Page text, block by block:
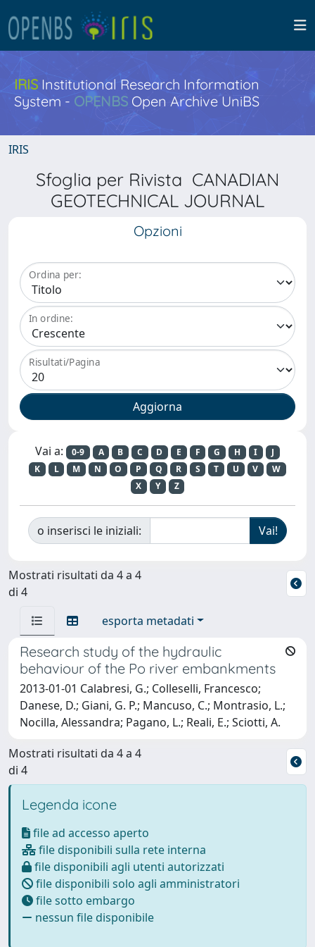
IRISInstitutional Research Information
System - OPENBS Open Archive UniBS
IRIS
Sfoglia per Rivista CANADIAN
GEOTECHNICAL JOURNAL
Opzioni
Ordina per:
In ordine:
Risultati/Pagina
Vai a: 0-9 A B C D E F G H I
J
K
L M N O P Q R S T U V
W
X
Y Z
o inserisci le iniziali:
Mostrati risultati da 4 a 4
di 4
esporta metadati
Research study of the hydraulic
behaviour of the Po river embankments
2013-01-01 Calabresi, G.; Colleselli, Francesco;
Danese, D.; Giani, G. P.; Mancuso, C.; Montrasio, L.;
Nocilla, Alessandra; Pagano, L.; Reali, E.; Sciotti, A.
Mostrati risultati da 4 a 4
di 4
Legenda icone
file ad accesso aperto
file disponibili sulla rete interna
file disponibili agli utenti autorizzati
file disponibili solo agli amministratori
file sotto embargo
nessun file disponibile